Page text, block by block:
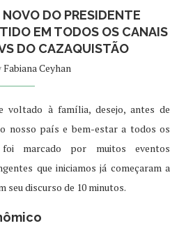
DO PRESIDENTE
EM TODOS OS CANAIS
DO CAZAQUISTÃO
Fabiana Ceyhan
voltado à família, desejo, antes de
nosso país e bem-estar a todos os
marcado por muitos eventos
que iniciamos já começaram a
seu discurso de 10 minutos.